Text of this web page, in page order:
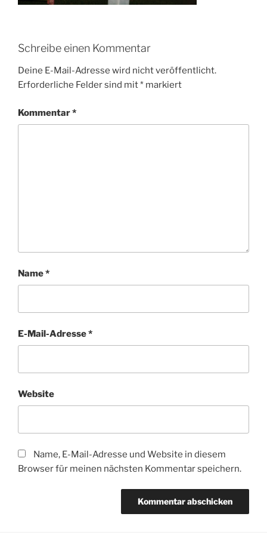
Schreibe einen Kommentar
Deine E-Mail-Adresse wird nicht veröffentlicht.
Erforderliche Felder sind mit* markiert
Kommentar*
Name*
E-Mail-Adresse*
Website
Name, E-Mail-Adresse und Website in diesem
Browser für meinen nächsten Kommentar speichern.